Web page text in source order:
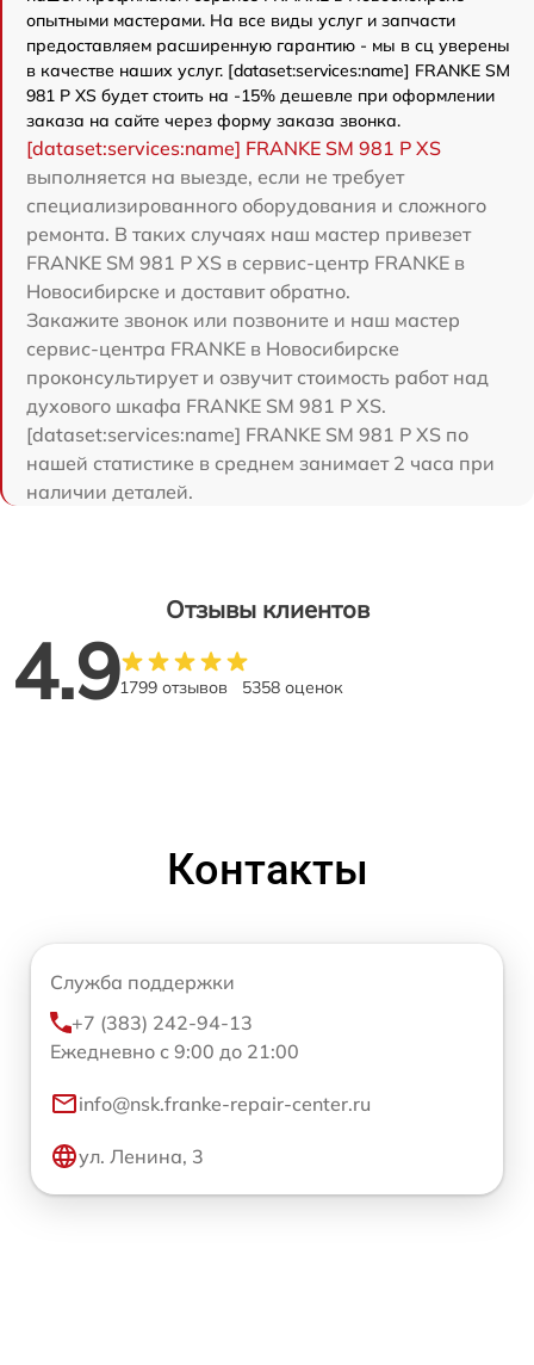
опытными мастерами. На все виды услуг и запчасти
предоставляем расширенную гарантию - мы в сц уверены
в качестве наших услуг. [dataset:services:name] FRANKE SM
981 P XS будет стоить на -15% дешевле при оформлении
заказа на сайте через форму заказа звонка.
[dataset:services:name] FRANKE SM 981 P XS
выполняется на выезде, если не требует
специализированного оборудования и сложного
ремонта. В таких случаях наш мастер привезет
FRANKE SM 981 P XS в сервис-центр FRANKE в
Новосибирске и доставит обратно.
Закажите звонок или позвоните и наш мастер
сервис-центра FRANKE в Новосибирске
проконсультирует и озвучит стоимость работ над
духового шкафа FRANKE SM 981 P XS.
[dataset:services:name] FRANKE SM 981 P XS по
нашей статистике в среднем занимает 2 часа при
наличии деталей.
Отзывы клиентов
4.91799 отзывов 5358 оценок
Контакты
Служба поддержки
+7 (383) 242-94-13
Ежедневно с 9:00 до 21:00
info@nsk.franke-repair-center.ru
ул. Ленина, 3